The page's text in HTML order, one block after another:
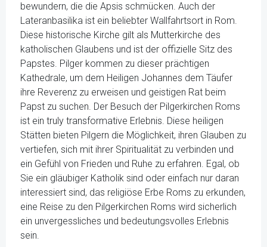
bewundern, die die Apsis schmücken. Auch der
Lateranbasilika ist ein beliebter Wallfahrtsort in Rom.
Diese historische Kirche gilt als Mutterkirche des
katholischen Glaubens und ist der offizielle Sitz des
Papstes. Pilger kommen zu dieser prächtigen
Kathedrale, um dem Heiligen Johannes dem Täufer
ihre Reverenz zu erweisen und geistigen Rat beim
Papst zu suchen. Der Besuch der Pilgerkirchen Roms
ist ein truly transformative Erlebnis. Diese heiligen
Stätten bieten Pilgern die Möglichkeit, ihren Glauben zu
vertiefen, sich mit ihrer Spiritualität zu verbinden und
ein Gefühl von Frieden und Ruhe zu erfahren. Egal, ob
Sie ein gläubiger Katholik sind oder einfach nur daran
interessiert sind, das religiöse Erbe Roms zu erkunden,
eine Reise zu den Pilgerkirchen Roms wird sicherlich
ein unvergessliches und bedeutungsvolles Erlebnis
sein.